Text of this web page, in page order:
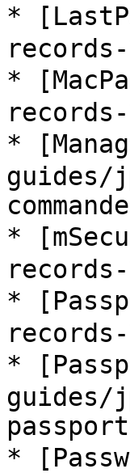
*
*
*
guides/
*
*
*
guides/
*